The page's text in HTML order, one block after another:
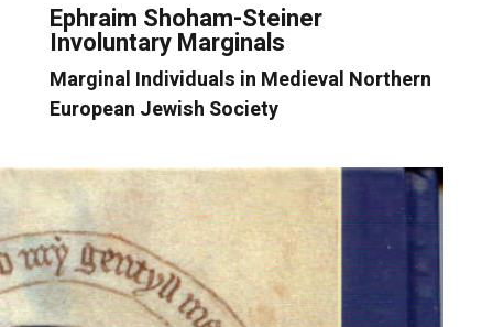
Ephraim Shoham-Steiner
Involuntary Marginals
Marginal Individuals in Medieval Northern
European Jewish Society